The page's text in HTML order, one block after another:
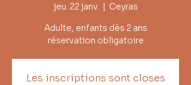
jeu. 22 janv.
  |
Ceyras
Adulte, enfants dès 2 ans
réservation obligatoire
Les inscriptions sont closes